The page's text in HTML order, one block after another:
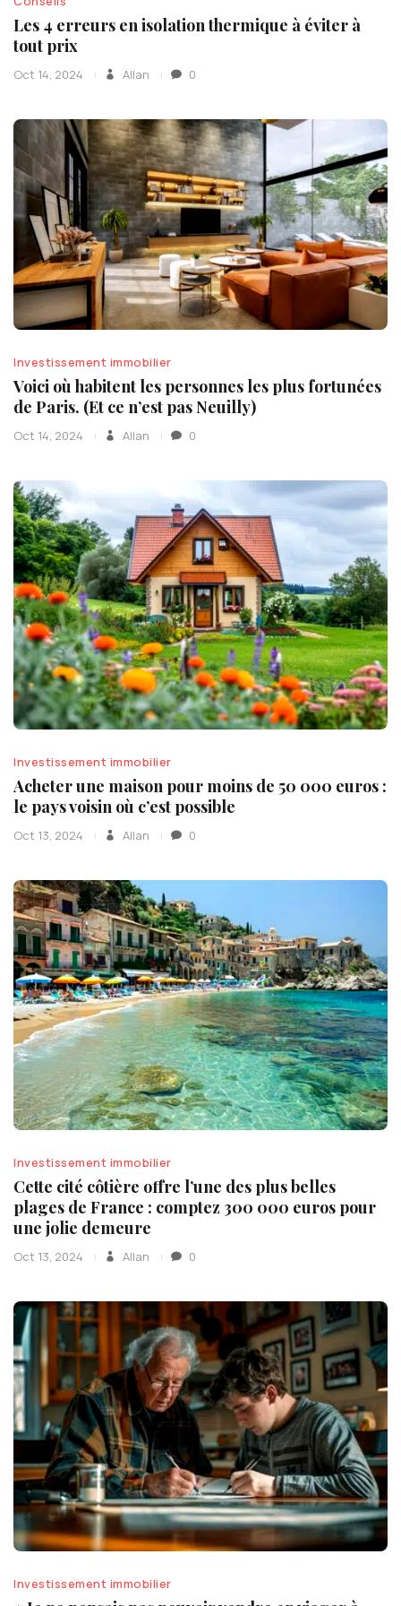
Les 4 erreurs en isolation thermique à éviter à
tout prix
Oct 14, 2024 Allan 0
Investissement immobilier
Voici où habitent les personnes les plus fortunées
de Paris. (Et ce n’est pas Neuilly)
Oct 14, 2024 Allan 0
Investissement immobilier
Acheter une maison pour moins de 50 000 euros :
le pays voisin où c’est possible
Oct 13, 2024 Allan 0
Investissement immobilier
Cette cité côtière offre l’une des plus belles
plages de France : comptez 300 000 euros pour
une jolie demeure
Oct 13, 2024 Allan 0
Investissement immobilier